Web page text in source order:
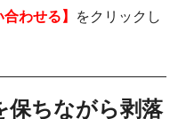
わせる】 をクリックし
保ちながら剥落